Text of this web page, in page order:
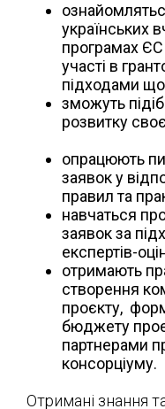
українських
програмах ЄС
участі в
підходами
зможуть
розвитку
опрацюють
заявок у
правил та
навчаться
заявок за
експертів-
отримають
створення
проєкту,
бюджету
партнерами
консорціуму.
Отримані знання